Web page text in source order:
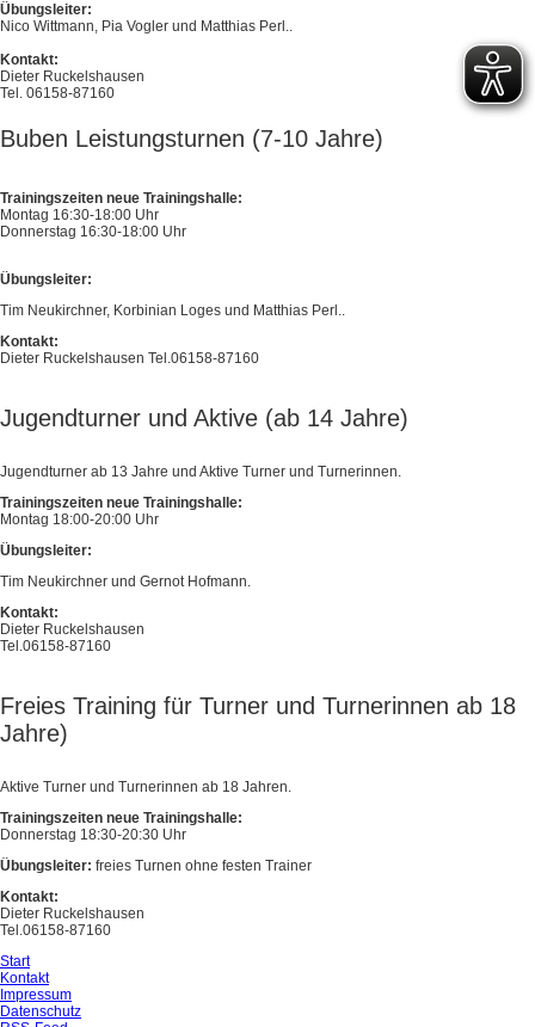
Übungsleiter:
Nico Wittmann, Pia Vogler und Matthias Perl..
Kontakt:
Dieter Ruckelshausen
Tel. 06158-87160
Buben Leistungsturnen (7-10 Jahre)
Trainingszeiten neue Trainingshalle:
Montag 16:30-18:00 Uhr
Donnerstag 16:30-18:00 Uhr
Übungsleiter:
Tim Neukirchner, Korbinian Loges und Matthias Perl..
Kontakt:
Dieter Ruckelshausen Tel.06158-87160
Jugendturner und Aktive (ab 14 Jahre)
Jugendturner ab 13 Jahre und Aktive Turner und Turnerinnen.
Trainingszeiten neue Trainingshalle:
Montag 18:00-20:00 Uhr
Übungsleiter:
Tim Neukirchner und Gernot Hofmann.
Kontakt:
Dieter Ruckelshausen
Tel.06158-87160
Freies Training für Turner und Turnerinnen ab 18
Jahre)
Aktive Turner und Turnerinnen ab 18 Jahren.
Trainingszeiten neue Trainingshalle:
Donnerstag 18:30-20:30 Uhr
Übungsleiter: freies Turnen ohne festen Trainer
Kontakt:
Dieter Ruckelshausen
Tel.06158-87160
Start
Kontakt
Impressum
Datenschutz